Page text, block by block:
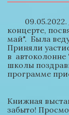
концерте,
май".  Была
Приняли
в
школы
программе
Книжная
забыто!